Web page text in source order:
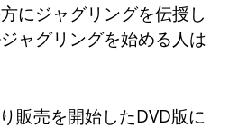
にジャグリングを伝授し
ャグリングを始める人は
販売を開始したDVD版に